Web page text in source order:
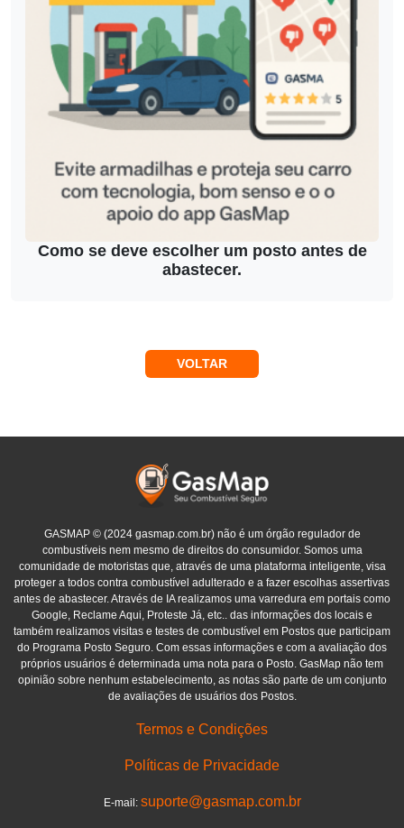
Como se deve escolher um posto antes de
abastecer.
VOLTAR
GASMAP © (2024 gasmap.com.br) não é um órgão regulador de
combustíveis nem mesmo de direitos do consumidor. Somos uma
comunidade de motoristas que, através de uma plataforma inteligente, visa
proteger a todos contra combustível adulterado e a fazer escolhas assertivas
antes de abastecer. Através de IA realizamos uma varredura em portais como
Google, Reclame Aqui, Proteste Já, etc.. das informações dos locais e
também realizamos visitas e testes de combustível em Postos que participam
do Programa Posto Seguro. Com essas informações e com a avaliação dos
próprios usuários é determinada uma nota para o Posto. GasMap não tem
opinião sobre nenhum estabelecimento, as notas são parte de um conjunto
de avaliações de usuários dos Postos.
Termos e Condições
Políticas de Privacidade
E-mail: suporte@gasmap.com.br